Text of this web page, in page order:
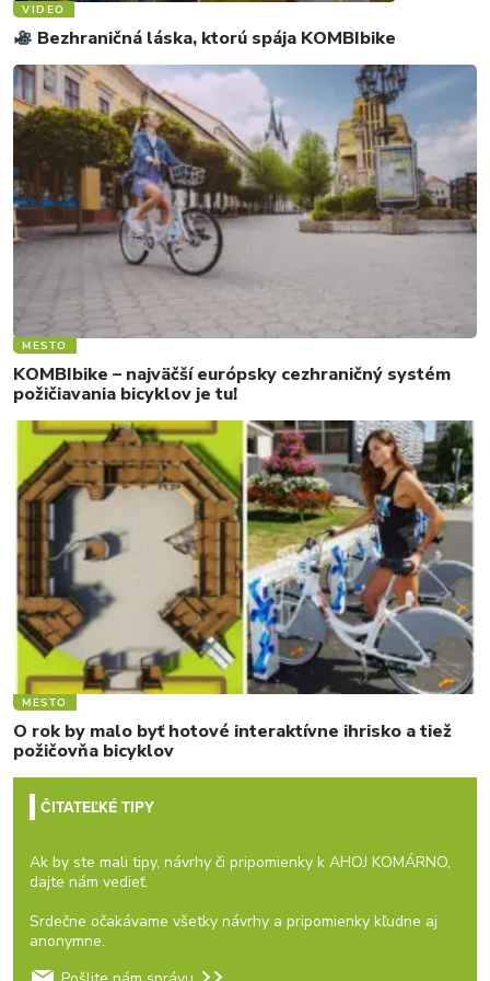
VIDEO
Bezhraničná láska, ktorú spája KOMBIbike
MESTO
KOMBIbike – najväčší európsky cezhraničný systém
požičiavania bicyklov je tu!
MESTO
O rok by malo byť hotové interaktívne ihrisko a tiež
požičovňa bicyklov
ČITATEĽKÉ TIPY
Ak by ste mali tipy, návrhy či pripomienky k AHOJ KOMÁRNO,
dajte nám vedieť.
Srdečne očakávame všetky návrhy a pripomienky kľudne aj
anonymne.